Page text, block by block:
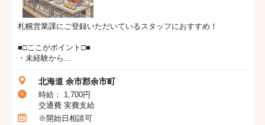
札幌営業課にご登録いただいているスタッフにおすすめ！
■□ここがポイント□■
・未経験から...
北海道 余市郡余市町
時給： 1,700円
交通費 実費支給
※開始日相談可